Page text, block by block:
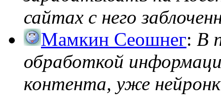
сайтах с него
Мамкин Сеошнег: В
обработкой
контента, уже